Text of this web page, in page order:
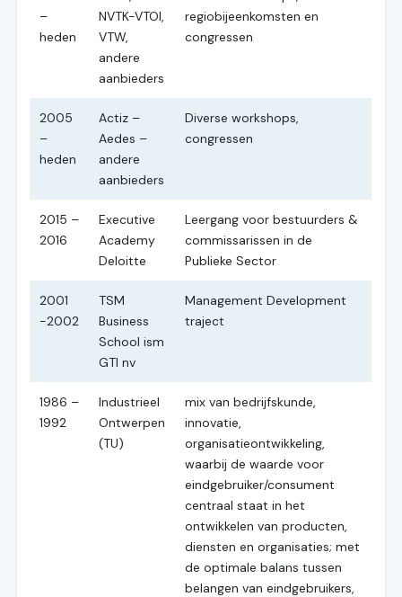
–
heden
NVTK-VTOI,
VTW,
andere
aanbieders
regiobijeenkomsten en
congressen
2005
–
heden
Actiz –
Aedes –
andere
aanbieders
Diverse workshops,
congressen
2015 –
2016
Executive
Academy
Deloitte
Leergang voor bestuurders &
commissarissen in de
Publieke Sector
2001
-2002
TSM
Business
School ism
GTI nv
Management Development
traject
1986 –
1992
Industrieel
Ontwerpen
(TU)
mix van bedrijfskunde,
innovatie,
organisatieontwikkeling,
waarbij de waarde voor
eindgebruiker/consument
centraal staat in het
ontwikkelen van producten,
diensten en organisaties; met
de optimale balans tussen
belangen van eindgebruikers,